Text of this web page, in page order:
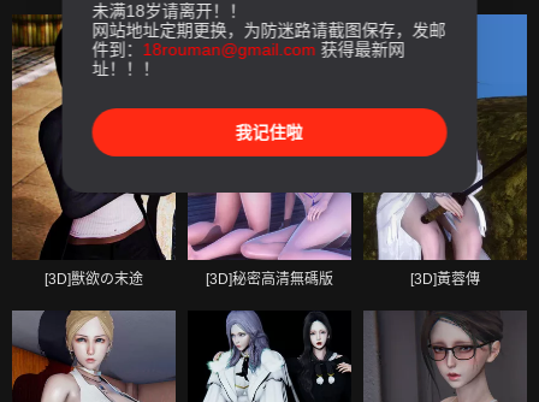
[3D]獸欲の末途 [3D]秘密高清無碼版 [3D]黃蓉傳
未满18岁请离开！！
网站地址定期更换，为防迷路请截图保存，发邮
件到： 18rouman@gmail.com 获得最新网
址！！！
我记住啦